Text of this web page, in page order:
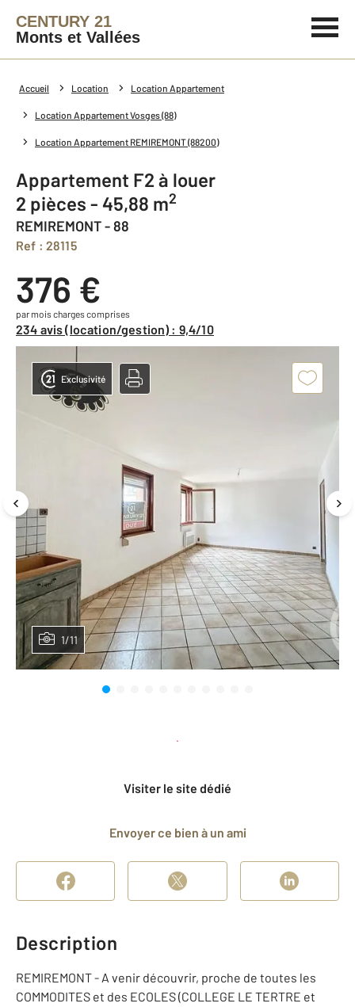
CENTURY 21
Monts et Vallées
Accueil Location Location Appartement
Location Appartement Vosges (88)
Location Appartement REMIREMONT (88200)
Appartement F2 à louer
2 pièces - 45,88 m2
REMIREMONT - 88
Ref : 28115
376 €
par mois charges comprises
234 avis (location/gestion) : 9,4/10
1/11
Exclusivité
Visiter le site dédié
Envoyer ce bien à un ami
Description
REMIREMONT - A venir découvrir, proche de toutes les
COMMODITES et des ECOLES (COLLEGE LE TERTRE et